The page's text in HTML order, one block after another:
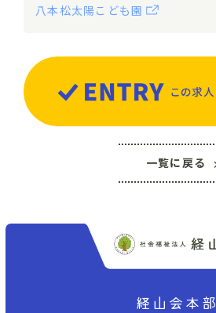
八本松太陽こども園
一覧に戻る
経山会本部